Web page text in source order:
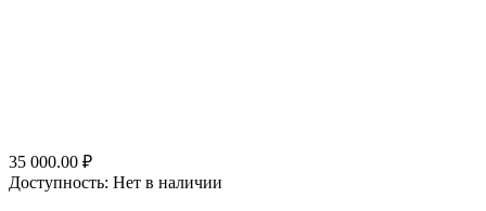
35 000.00 ₽
Доступность: Нет в наличии